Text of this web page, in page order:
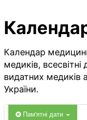
Календар
медиків,
видатних медиків
України.
Пам'ятні дати